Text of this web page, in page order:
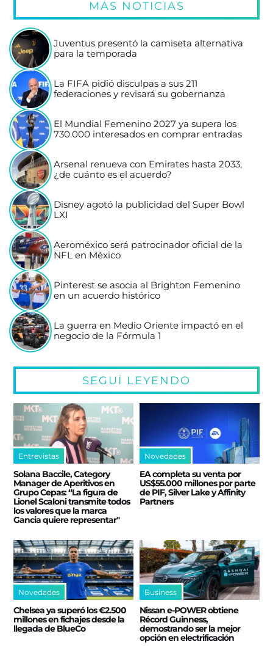
MÁS NOTICIAS
Juventus presentó la camiseta alternativa
para la temporada
La FIFA pidió disculpas a sus 211
federaciones y revisará su gobernanza
El Mundial Femenino 2027 ya supera los
730.000 interesados en comprar entradas
Arsenal renueva con Emirates hasta 2033,
¿de cuánto es el acuerdo?
Disney agotó la publicidad del Super Bowl
LXI
Aeroméxico será patrocinador oficial de la
NFL en México
Pinterest se asocia al Brighton Femenino
en un acuerdo histórico
La guerra en Medio Oriente impactó en el
negocio de la Fórmula 1
SEGUÍ LEYENDO
Entrevistas
Solana Baccile, Category
Manager de Aperitivos en
Grupo Cepas: “La figura de
Lionel Scaloni transmite todos
los valores que la marca
Gancia quiere representar"
Novedades
EA completa su venta por
US$55.000 millones por parte
de PIF, Silver Lake y Affinity
Partners
Novedades
Chelsea ya superó los €2.500
millones en fichajes desde la
llegada de BlueCo
Business
Nissan e‑POWER obtiene
Récord Guinness,
demostrando ser la mejor
opción en electrificación